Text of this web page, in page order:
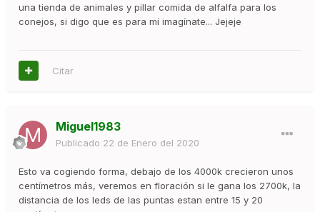
una tienda de animales y pillar comida de alfalfa para los
conejos, si digo que es para mí imagínate... Jejeje
Citar
Miguel1983
Publicado 22 de Enero del 2020
Esto va cogiendo forma, debajo de los 4000k crecieron unos
centímetros más, veremos en floración si le gana los 2700k, la
distancia de los leds de las puntas estan entre 15 y 20